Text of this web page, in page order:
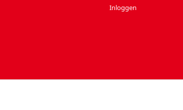
Inloggen